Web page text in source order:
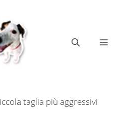
taglia più aggressivi